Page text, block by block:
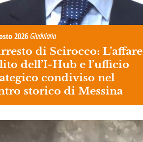
2026 Giudiziaria
di Scirocco: L’affare
dell’I-Hub e l’ufficio
condiviso nel
storico di Messina